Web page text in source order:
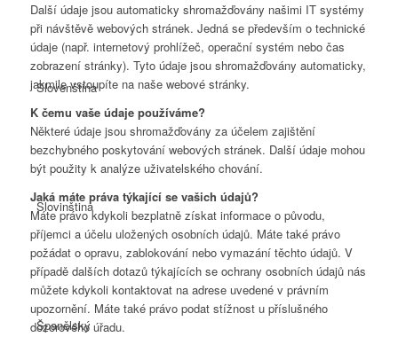
Slovenština
Slovinština
Španělský
Další údaje jsou automaticky shromažďovány našimi IT systémy
při návštěvě webových stránek. Jedná se především o technické
údaje (např. internetový prohlížeč, operační systém nebo čas
zobrazení stránky). Tyto údaje jsou shromažďovány automaticky,
jakmile vstoupíte na naše webové stránky.
K čemu vaše údaje používáme?
Některé údaje jsou shromažďovány za účelem zajištění
bezchybného poskytování webových stránek. Další údaje mohou
být použity k analýze uživatelského chování.
Jaká máte práva týkající se vašich údajů?
Máte právo kdykoli bezplatně získat informace o původu,
příjemci a účelu uložených osobních údajů. Máte také právo
požádat o opravu, zablokování nebo vymazání těchto údajů. V
případě dalších dotazů týkajících se ochrany osobních údajů nás
můžete kdykoli kontaktovat na adrese uvedené v právním
upozornění. Máte také právo podat stížnost u příslušného
dozorového úřadu.